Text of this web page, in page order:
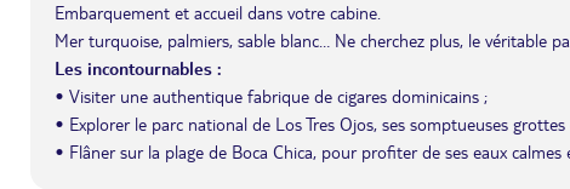
Embarquement et accueil dans votre cabine.
Mer turquoise, palmiers, sable blanc… Ne cherchez plus, le véritable
Les incontournables :
• Visiter une authentique fabrique de cigares dominicains ;
• Explorer le parc national de Los Tres Ojos, ses somptueuses
• Flâner sur la plage de Boca Chica, pour profiter de ses eaux calmes